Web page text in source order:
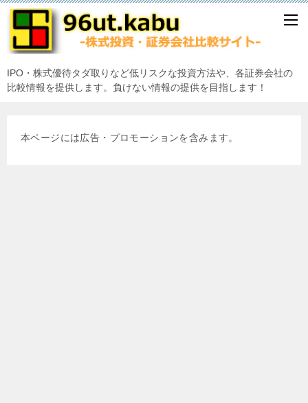
IPO・株式優待タダ取りなど低リスクな投資方法や、各証券会社の
比較情報を提供します。負けない情報の提供を目指します！
本ページには広告・プロモーションを含みます。